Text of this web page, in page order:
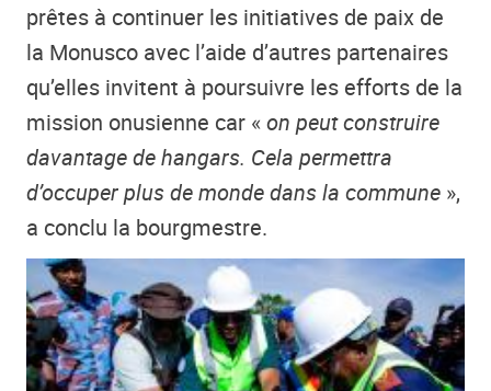
prêtes à continuer les initiatives de paix de
la Monusco avec l’aide d’autres partenaires
qu’elles invitent à poursuivre les efforts de la
mission onusienne car «on peut construire
davantage de hangars. Cela permettra
d’occuper plus de monde dans la commune »,
a conclu la bourgmestre.